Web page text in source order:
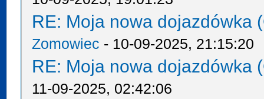
RE: Moja nowa dojazdówka
Zomowiec - 10-09-2025, 21:15:20
RE: Moja nowa dojazdówka
11-09-2025, 02:42:06